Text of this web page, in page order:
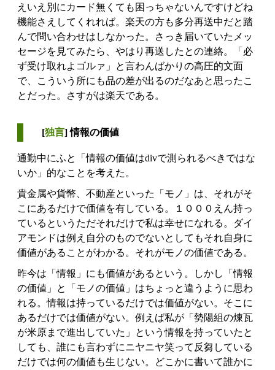
えいえ別にカード無くても困っちゃないんですけどね
機能さえしてくれれば。楽天の方も多分再送中だと踏
んで問い合わせはしなかった。さっき届いていたメッ
セージを見てみたら、やはり再送したとの連絡。「必
ず受け取れよゴルァ」と言わんばかりの高圧的文面
で、こういう所にも品の差が出るのだなあと思ったこ
とだった。さすがは楽天である。
[独言] 情報の価値
通勤中にふと「情報の価値はdivで測られるべきではな
いか」的なことを考えた。
貴金属や貨幣、不動産といった「モノ」は、それがそ
こにあるだけで価値を有している。１０００えん持っ
ているというただそれだけで私は幸せになれる。ダイ
アモンドは例え自分のものでないとしてもそれ自身に
価値があることがわかる。それがモノの価値である。
昨今は「情報」にも価値があるという。しかし「情報
の価値」と「モノの価値」はちょっと違うように思わ
れる。情報は持っているだけでは価値がない。そこに
あるだけでは価値がない。例えば私が「勢陽組の煉瓦
が米原まで進出していた」という情報を持っていたと
しても、誰にも言わずにニヤニヤ笑って反芻している
だけでは何の価値も生じない。どこかに書いて誰かに